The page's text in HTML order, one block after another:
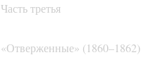
Часть третья
«Отверженные» (1860–1862)